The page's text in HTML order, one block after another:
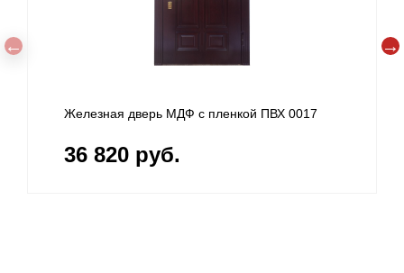
Железная дверь МДФ с пленкой ПВХ 0017
36 820 руб.